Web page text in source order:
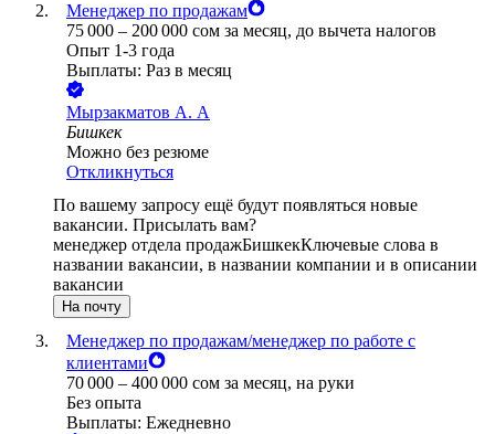
Менеджер по продажам
75 000 – 200 000 сом за месяц, до вычета налогов
Опыт 1-3 года
Выплаты: Раз в месяц
Мырзакматов А. А
Бишкек
Можно без резюме
Откликнуться
По вашему запросу ещё будут появляться новые
вакансии. Присылать вам?
менеджер отдела продажБишкекКлючевые слова в
названии вакансии, в названии компании и в описании
вакансии
На почту
Менеджер по продажам/менеджер по работе с
клиентами
70 000 – 400 000 сом за месяц, на руки
Без опыта
Выплаты: Ежедневно